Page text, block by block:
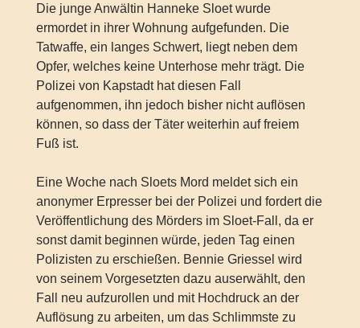
Die junge Anwältin Hanneke Sloet wurde
ermordet in ihrer Wohnung aufgefunden. Die
Tatwaffe, ein langes Schwert, liegt neben dem
Opfer, welches keine Unterhose mehr trägt. Die
Polizei von Kapstadt hat diesen Fall
aufgenommen, ihn jedoch bisher nicht auflösen
können, so dass der Täter weiterhin auf freiem
Fuß ist.
Eine Woche nach Sloets Mord meldet sich ein
anonymer Erpresser bei der Polizei und fordert die
Veröffentlichung des Mörders im Sloet-Fall, da er
sonst damit beginnen würde, jeden Tag einen
Polizisten zu erschießen. Bennie Griessel wird
von seinem Vorgesetzten dazu auserwählt, den
Fall neu aufzurollen und mit Hochdruck an der
Auflösung zu arbeiten, um das Schlimmste zu